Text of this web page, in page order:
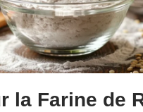
la Farine de